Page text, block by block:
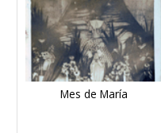
Mes de María